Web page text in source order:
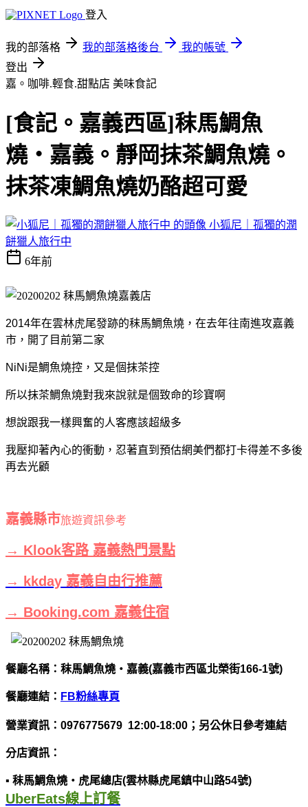
登入
我的部落格 我的部落格後台
我的帳號
登出
嘉。咖啡.輕食.甜點店 美味食記
[食記。嘉義西區]秣馬鯛魚
燒・嘉義。靜岡抹茶鯛魚燒。
抹茶凍鯛魚燒奶酪超可愛
小狐尼｜孤獨的潤
餅獵人旅行中
6年前
2014年在雲林虎尾發跡的秣馬鯛魚燒，在去年往南進攻嘉義
市，開了目前第二家
NiNi是鯛魚燒控，又是個抹茶控
所以抹茶鯛魚燒對我來說就是個致命的珍寶啊
想說跟我一樣興奮的人客應該超級多
我壓抑著內心的衝動，忍著直到預估網美們都打卡得差不多後
再去光顧
嘉義縣市旅遊資訊參考
→ Klook客路 嘉義熱門景點
→ kkday 嘉義自由行推薦
→ Booking.com 嘉義住宿
餐廳名稱：秣馬鯛魚燒・嘉義(嘉義市西區北榮街166-1號)
餐廳連結： FB粉絲專頁
營業資訊：0976775679 12:00-18:00；另公休日參考連結
分店資訊：
▪ 秣馬鯛魚燒・虎尾總店(雲林縣虎尾鎮中山路54號)
UberEats線上訂餐